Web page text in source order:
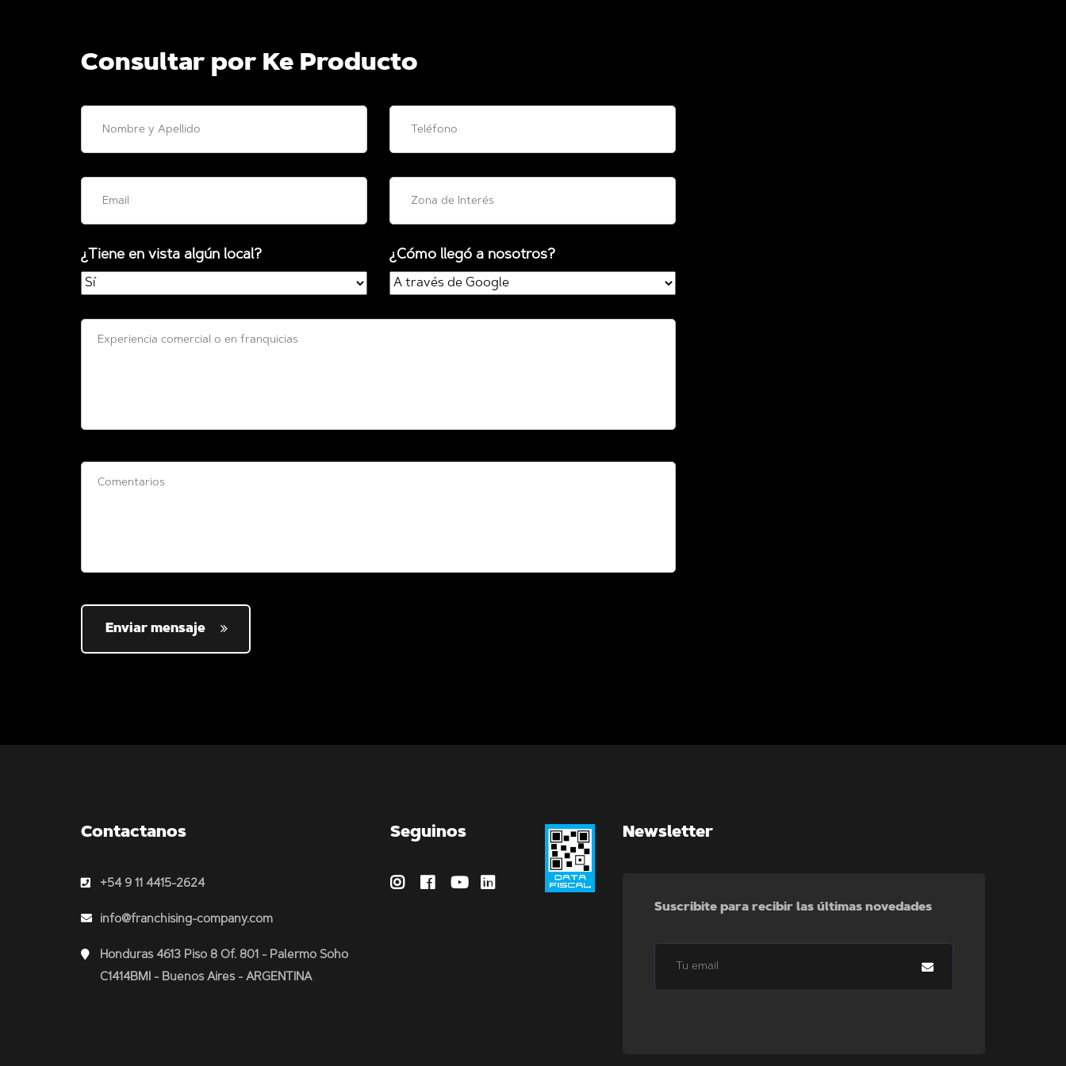
Consultar por Ke Producto
¿Tiene en vista algún local? ¿Cómo llegó a nosotros?
Enviar mensaje
Contactanos
+54 9 11 4415-2624
info@franchising-company.com
Honduras 4613 Piso 8 Of. 801 - Palermo Soho
C1414BMI - Buenos Aires - ARGENTINA
Seguinos Newsletter
Suscribite para recibir las últimas novedades